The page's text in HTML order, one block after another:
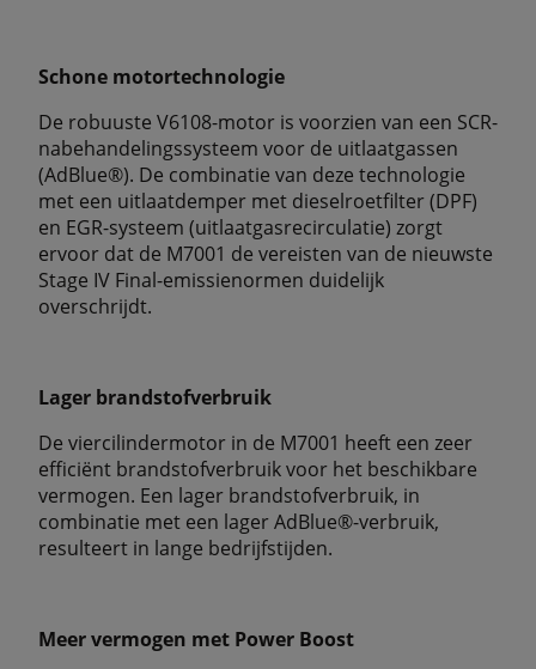
Schone motortechnologie
De robuuste V6108-motor is voorzien van een SCR-
nabehandelingssysteem voor de uitlaatgassen
(AdBlue®). De combinatie van deze technologie
met een uitlaatdemper met dieselroetfilter (DPF)
en EGR-systeem (uitlaatgasrecirculatie) zorgt
ervoor dat de M7001 de vereisten van de nieuwste
Stage IV Final-emissienormen duidelijk
overschrijdt.
Lager brandstofverbruik
De viercilindermotor in de M7001 heeft een zeer
efficiënt brandstofverbruik voor het beschikbare
vermogen. Een lager brandstofverbruik, in
combinatie met een lager AdBlue®-verbruik,
resulteert in lange bedrijfstijden.
Meer vermogen met Power Boost